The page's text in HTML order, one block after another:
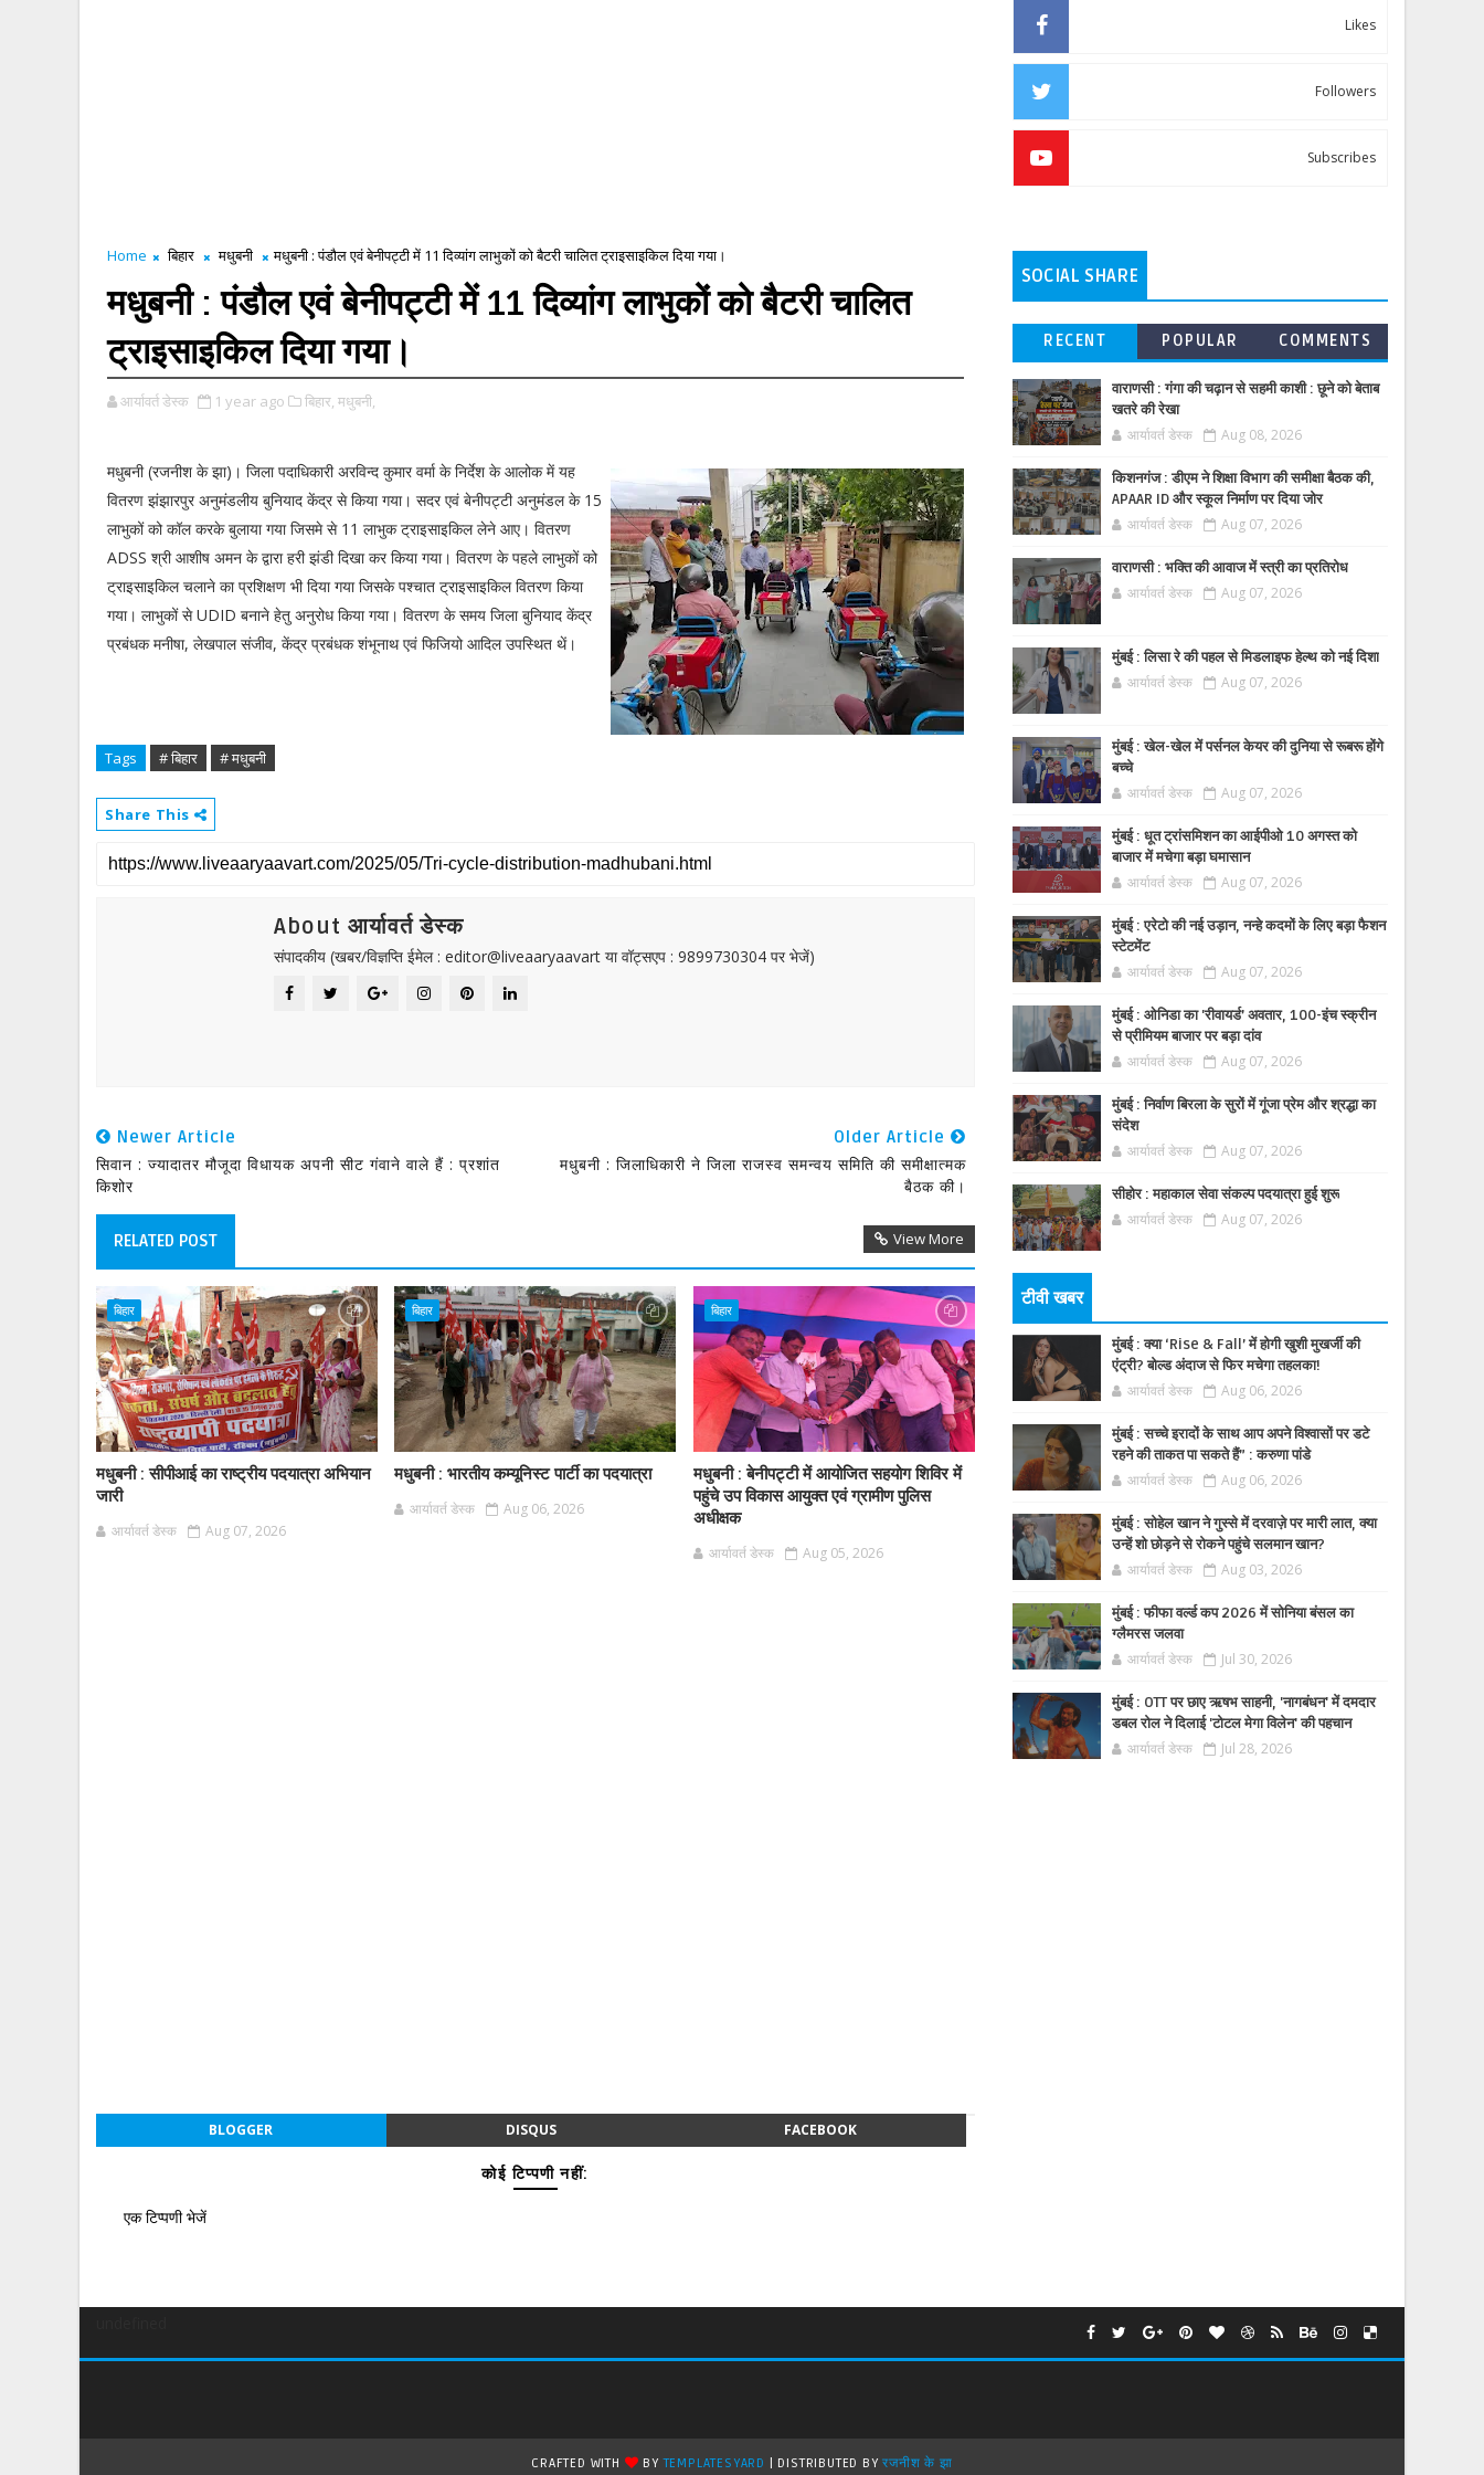
Home बिहार मधुबनी मधुबनी : पंडौल एवं बेनीपट्टी में 11 दिव्यांग लाभुकों को बैटरी चालित ट्राइसाइकिल दिया गया।
मधुबनी : पंडौल एवं बेनीपट्टी में 11 दिव्यांग लाभुकों को बैटरी चालित
ट्राइसाइकिल दिया गया।
आर्यावर्त डेस्क 1 year ago बिहार, मधुबनी,
मधुबनी (रजनीश के झा)। जिला पदाधिकारी अरविन्द कुमार वर्मा के निर्देश के आलोक में यह
वितरण झंझारपुर अनुमंडलीय बुनियाद केंद्र से किया गया। सदर एवं बेनीपट्टी अनुमंडल के 15
लाभुकों को कॉल करके बुलाया गया जिसमे से 11 लाभुक ट्राइसाइकिल लेने आए। वितरण
ADSS श्री आशीष अमन के द्वारा हरी झंडी दिखा कर किया गया। वितरण के पहले लाभुकों को
ट्राइसाइकिल चलाने का प्रशिक्षण भी दिया गया जिसके पश्चात ट्राइसाइकिल वितरण किया
गया। लाभुकों से UDID बनाने हेतु अनुरोध किया गया। वितरण के समय जिला बुनियाद केंद्र
प्रबंधक मनीषा, लेखपाल संजीव, केंद्र प्रबंधक शंभूनाथ एवं फिजियो आदिल उपस्थित थें।
Tags # बिहार # मधुबनी
Share This
About आर्यावर्त डेस्क
संपादकीय (खबर/विज्ञप्ति ईमेल : editor@liveaaryaavart या वॉट्सएप : 9899730304 पर भेजें)
Newer Article
सिवान : ज्यादातर मौजूदा विधायक अपनी सीट गंवाने वाले हैं : प्रशांत
किशोर
Older Article
मधुबनी : जिलाधिकारी ने जिला राजस्व समन्वय समिति की समीक्षात्मक
बैठक की।
RELATED POST View More
बिहार
मधुबनी : सीपीआई का राष्ट्रीय पदयात्रा अभियान
जारी
आर्यावर्त डेस्क Aug 07, 2026
बिहार
मधुबनी : भारतीय कम्यूनिस्ट पार्टी का पदयात्रा
आर्यावर्त डेस्क Aug 06, 2026
बिहार
मधुबनी : बेनीपट्टी में आयोजित सहयोग शिविर में
पहुंचे उप विकास आयुक्त एवं ग्रामीण पुलिस
अधीक्षक
आर्यावर्त डेस्क Aug 05, 2026
BLOGGER DISQUS FACEBOOK
कोई टिप्पणी नहीं:
एक टिप्पणी भेजें
Likes
Followers
Subscribes
SOCIAL SHARE
RECENT POPULAR COMMENTS
वाराणसी : गंगा की चढ़ान से सहमी काशी : छूने को बेताब
खतरे की रेखा
आर्यावर्त डेस्क Aug 08, 2026
किशनगंज : डीएम ने शिक्षा विभाग की समीक्षा बैठक की,
APAAR ID और स्कूल निर्माण पर दिया जोर
आर्यावर्त डेस्क Aug 07, 2026
वाराणसी : भक्ति की आवाज में स्त्री का प्रतिरोध
आर्यावर्त डेस्क Aug 07, 2026
मुंबई : लिसा रे की पहल से मिडलाइफ हेल्थ को नई दिशा
आर्यावर्त डेस्क Aug 07, 2026
मुंबई : खेल-खेल में पर्सनल केयर की दुनिया से रूबरू होंगे
बच्चे
आर्यावर्त डेस्क Aug 07, 2026
मुंबई : धूत ट्रांसमिशन का आईपीओ 10 अगस्त को
बाजार में मचेगा बड़ा घमासान
आर्यावर्त डेस्क Aug 07, 2026
मुंबई : एरेटो की नई उड़ान, नन्हे कदमों के लिए बड़ा फैशन
स्टेटमेंट
आर्यावर्त डेस्क Aug 07, 2026
मुंबई : ओनिडा का 'रीवायर्ड’ अवतार, 100-इंच स्क्रीन
से प्रीमियम बाजार पर बड़ा दांव
आर्यावर्त डेस्क Aug 07, 2026
मुंबई : निर्वाण बिरला के सुरों में गूंजा प्रेम और श्रद्धा का
संदेश
आर्यावर्त डेस्क Aug 07, 2026
सीहोर : महाकाल सेवा संकल्प पदयात्रा हुई शुरू
आर्यावर्त डेस्क Aug 07, 2026
टीवी खबर
मुंबई : क्या ‘Rise & Fall’ में होगी खुशी मुखर्जी की
एंट्री? बोल्ड अंदाज से फिर मचेगा तहलका!
आर्यावर्त डेस्क Aug 06, 2026
मुंबई : सच्चे इरादों के साथ आप अपने विश्वासों पर डटे
रहने की ताकत पा सकते हैं” : करुणा पांडे
आर्यावर्त डेस्क Aug 06, 2026
मुंबई : सोहेल खान ने गुस्से में दरवाज़े पर मारी लात, क्या
उन्हें शो छोड़ने से रोकने पहुंचे सलमान खान?
आर्यावर्त डेस्क Aug 03, 2026
मुंबई : फीफा वर्ल्ड कप 2026 में सोनिया बंसल का
ग्लैमरस जलवा
आर्यावर्त डेस्क Jul 30, 2026
मुंबई : OTT पर छाए ऋषभ साहनी, 'नागबंधन' में दमदार
डबल रोल ने दिलाई 'टोटल मेगा विलेन' की पहचान
आर्यावर्त डेस्क Jul 28, 2026
CRAFTED WITH BYTEMPLATESYARD | DISTRIBUTED BYरजनीश के झा